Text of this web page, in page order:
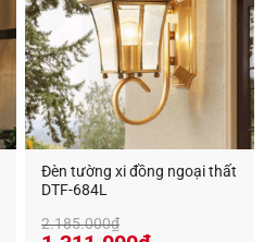
Đèn tường xi đồng ngoại thất
DTF-684L
2.185.000₫